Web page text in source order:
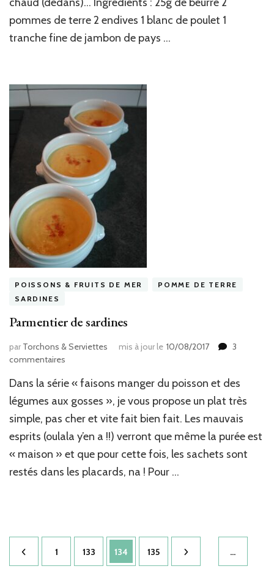
jambon
et
de
pommes de terre 2 endives 1 blanc de poulet 1
tranche fine de jambon de pays …
POISSONS & FRUITS DE MER
POMME DE TERRE
SARDINES
Parmentier de sardines
par Torchons & Serviettes mis à jour le 10/08/2017
3
commentaires
de
sardines
Dans la série « faisons manger du poisson et des
légumes aux gosses », je vous propose un plat très
simple, pas cher et vite fait bien fait. Les mauvais
esprits (oulala y’en a !!) verront que même la purée est
« maison » et que pour cette fois, les sachets sont
restés dans les placards, na ! Pour …
Pagination
des
Page
1 …
Page
133 Page
134 Page
135